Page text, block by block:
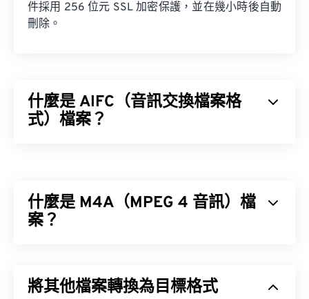
件採用 256 位元 SSL 加密保護，並在幾小時後自動
刪除。
什麼是 AIFC（音訊交換檔案格
式）檔案？
換，但以「C」結尾的副檔名才是正確的。
開啟 AIFC 檔案的最佳程式是 iTunes。
什麼是 M4A（MPEG 4 音訊）檔
案？
或AppleALA 無損解碼器。
將其他檔案轉換為目標格式